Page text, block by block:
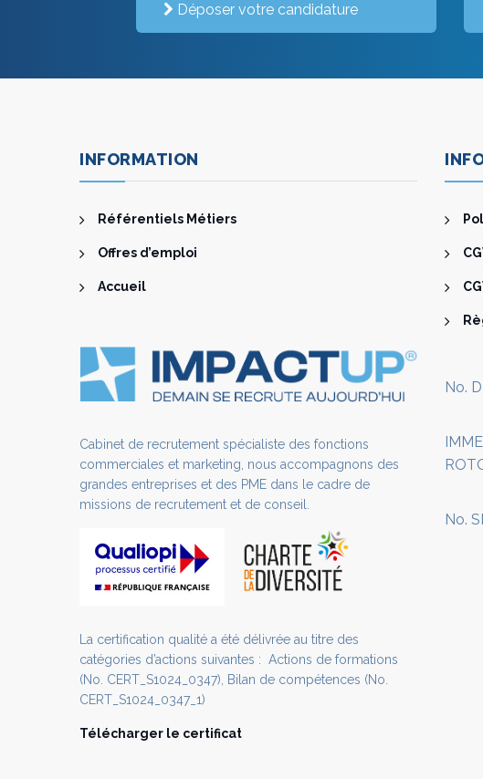
Déposer votre candidature
INFORMATION
Référentiels Métiers
Offres d’emploi
Accueil
Cabinet de recrutement spécialiste des fonctions
commerciales et marketing, nous accompagnons des
grandes entreprises et des PME dans le cadre de
missions de recrutement et de conseil.
La certification qualité a été délivrée au titre des
catégories d’actions suivantes : Actions de formations
(No. CERT_S1024_0347), Bilan de compétences (No.
CERT_S1024_0347_1)
Télécharger le certificat
No.
No.